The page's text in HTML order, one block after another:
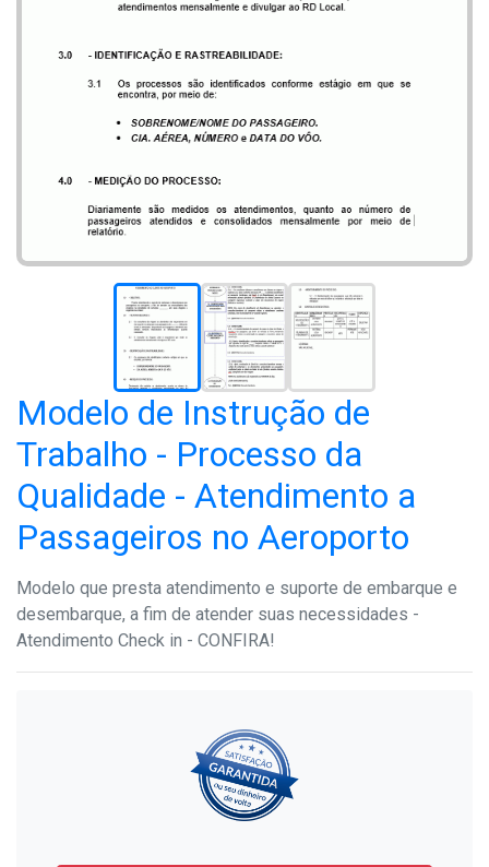
Modelo de Instrução de
Trabalho - Processo da
Qualidade - Atendimento a
Passageiros no Aeroporto
Modelo que presta atendimento e suporte de embarque e
desembarque, a fim de atender suas necessidades -
Atendimento Check in - CONFIRA!